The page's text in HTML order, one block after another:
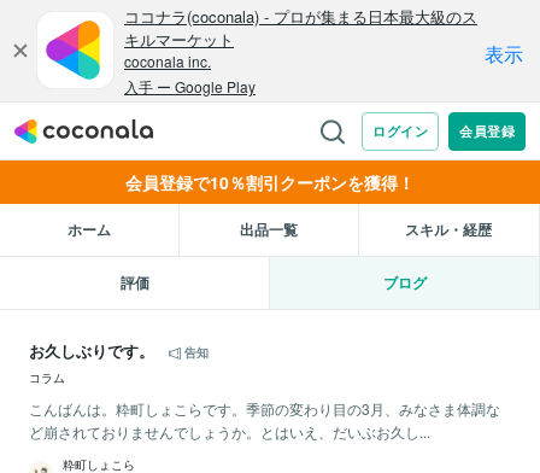
会員登録で10％割引クーポンを獲得！
ホーム 出品一覧 スキル・経歴
評価 ブログ
お久しぶりです。
告知
コラム
こんばんは。粋町しょこらです。季節の変わり目の3月、みなさま体調な
ど崩されておりませんでしょうか。とはいえ、だいぶお久し...
粋町しょこら